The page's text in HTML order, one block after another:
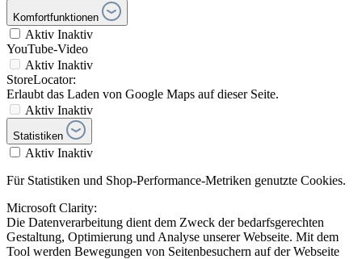
Komfortfunktionen
Aktiv Inaktiv
YouTube-Video
Aktiv Inaktiv
StoreLocator:
Erlaubt das Laden von Google Maps auf dieser Seite.
Aktiv Inaktiv
Statistiken
Aktiv Inaktiv
Für Statistiken und Shop-Performance-Metriken genutzte Cookies.
Microsoft Clarity:
Die Datenverarbeitung dient dem Zweck der bedarfsgerechten
Gestaltung, Optimierung und Analyse unserer Webseite. Mit dem
Tool werden Bewegungen von Seitenbesuchern auf der Webseite